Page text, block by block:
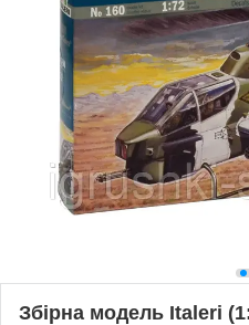
Збірна модель Italeri